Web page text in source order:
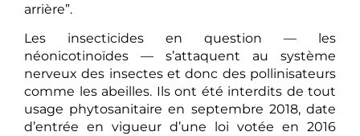
arrière”.
Les insecticides en question — les
néonicotinoïdes — s’attaquent au système
nerveux des insectes et donc des pollinisateurs
comme les abeilles. Ils ont été interdits de tout
usage phytosanitaire en septembre 2018, date
d’entrée en vigueur d’une loi votée en 2016